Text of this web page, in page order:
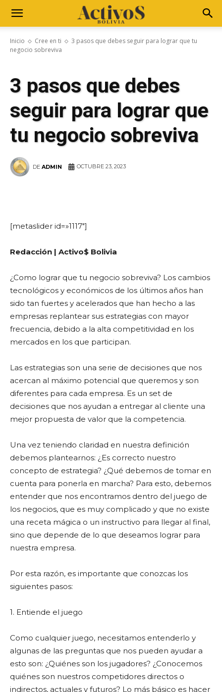
Inicio Cree en ti
3 pasos que debes seguir para lograr que tu
negocio sobreviva
3 pasos que debes
seguir para lograr que
tu negocio sobreviva
DE ADMIN OCTUBRE 23, 2023
[metaslider id=»1117″]
Redacción | Activo$ Bolivia
¿Como lograr que tu negocio sobreviva? Los cambios
tecnológicos y económicos de los últimos años han
sido tan fuertes y acelerados que han hecho a las
empresas replantear sus estrategias con mayor
frecuencia, debido a la alta competitividad en los
mercados en los que participan.
Las estrategias son una serie de decisiones que nos
acercan al máximo potencial que queremos y son
diferentes para cada empresa. Es un set de
decisiones que nos ayudan a entregar al cliente una
mejor propuesta de valor que la competencia.
Una vez teniendo claridad en nuestra definición
debemos plantearnos: ¿Es correcto nuestro
concepto de estrategia? ¿Qué debemos de tomar en
cuenta para ponerla en marcha? Para esto, debemos
entender que nos encontramos dentro del juego de
los negocios, que es muy complicado y que no existe
una receta mágica o un instructivo para llegar al final,
sino que depende de lo que deseamos lograr para
nuestra empresa.
Por esta razón, es importante que conozcas los
siguientes pasos:
1. Entiende el juego
Como cualquier juego, necesitamos entenderlo y
algunas de las preguntas que nos pueden ayudar a
esto son: ¿Quiénes son los jugadores? ¿Conocemos
quiénes son nuestros competidores directos o
indirectos, actuales y futuros? Lo más básico es hacer